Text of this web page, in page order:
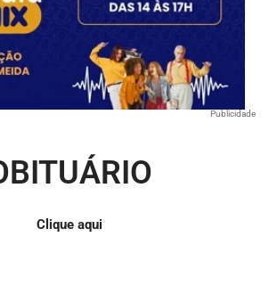
Publicidade
Clique aqui